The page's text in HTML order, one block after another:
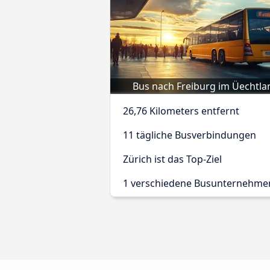
Bus nach Freiburg im
26,76 Kilometers entfernt
11 tägliche Busverbindungen
Zürich ist das Top-Ziel
1 verschiedene